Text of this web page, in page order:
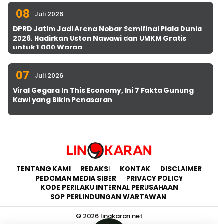
08 Juli 2026
DPRD Jatim Jadi Arena Nobar Semifinal Piala Dunia
2026, Hadirkan Uston Nawawi dan UMKM Gratis
untuk 1.000 Warga
07 Juli 2026
Viral Gegara In This Economy, Ini 7 Fakta Gunung
Kawi yang Bikin Penasaran
TENTANG KAMI REDAKSI KONTAK
DISCLAIMER
PEDOMAN MEDIA SIBER
PRIVACY POLICY
KODE PERILAKU INTERNAL PERUSAHAAN
SOP PERLINDUNGAN WARTAWAN
© 2026 lingkaran.net